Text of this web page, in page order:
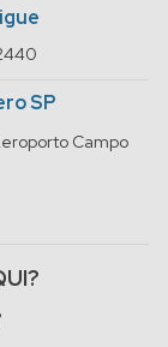
SP
Campo